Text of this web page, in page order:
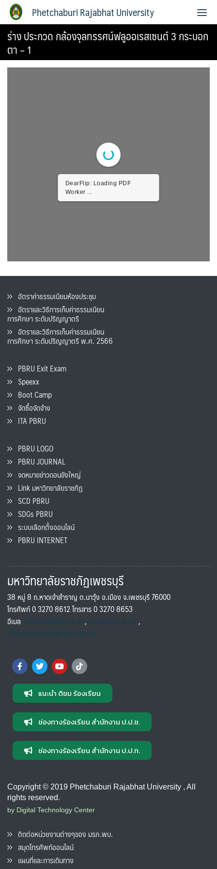
Phetchaburi Rajabhat University
ร่าง ประกวด กล้องจุลทรรศน์ฟลูออเรสเซนต์ 3 กระบอก
ตา – 1
DearFlip: Loading PDF
Worker ...
อัตราค่าธรรมเนียมห้องประชุม
อัตราและวิธีการเก็บค่าธรรมเนียน
การศึกษา ระดับปริญญาตรี
อัตราและวิธีการเก็บค่าธรรมเนียน
การศึกษา ระดับปริญญาตรี พ.ศ. 2566
PBRU Exit Exam
Speexx
Boot Camp
จัดซื้อจัดจ้าง
ITA PBRU
PBRU LOGO
PBRU JOURNAL
จดหมายข่าวดอนขังใหญ่
Link มหาวิทยาลัยราชภัฏ
SCD PBRU
SDGs PBRU
ระบบเลือกตั้งออนไลน์
PBRU INTERNET
มหาวิทยาลัยราชภัฏเพชรบุรี
38 หมู่ 8 ถ.หาดเจ้าสำราญ ต.นาวุ้ง อ.เมือง จ.เพชรบุรี 76000
โทรศัพท์ 0 3270 8612 โทรสาร 0 3270 8653
อีเมล saraban@pbru.ac.th, info@pbru.ac.th,
international@mail.pbru.ac.th
แนะนำ ติชม ร้องเรียน
ช่องทางร้องเรียน สำนักงาน ป.ป.ช.
ช่องทางร้องเรียน สำนักงาน ป.ป.ท.
Copyright © 2019 Phetchaburi Rajabhat University , All
rights reserved.
by Digital Technology Center
ติดต่อหน่วยงานต่างๆของ มรภ.พบ.
สมุดโทรศัพท์ออนไลน์
แผนที่และการเดินทาง